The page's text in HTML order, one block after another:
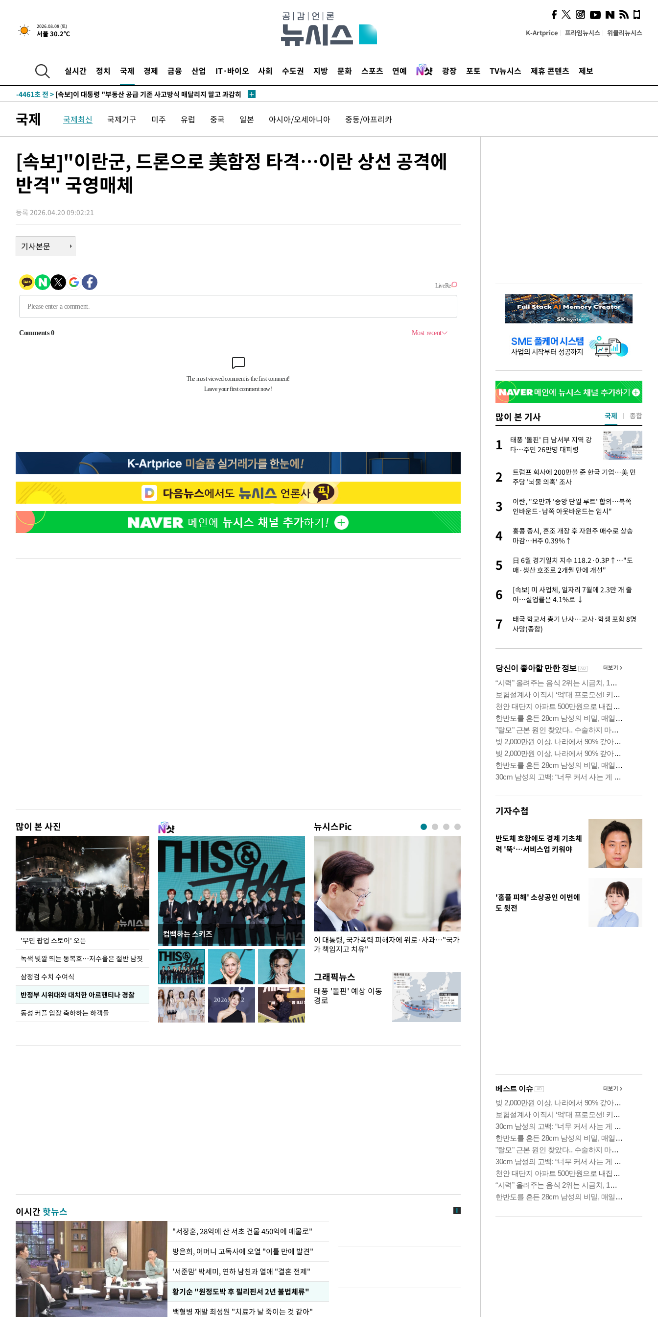
2026.08.08 (토)
서울 30.2℃ K-Artprice 프라임뉴시스 위클리뉴시스
실시간 정치 국제 경제 금융 산업 IT·바이오 사회 수도권 지방 문화 스포츠 연예 광장 포토 TV뉴시스 제휴 콘텐츠 제보
5시간 전 >[속보]규제합리화위원회 부위원장에 김태유 서울대 공대 교수…이병태
후임
-12011초 전 >이강인, 폭염 속 AT마드리드 첫 훈련…80명 식사 대접까지(종합)
향수정 (2보)
-8598초 전 >
[속보] 미 사업체, 일자리 7월에 2.3만 개 줄어…실업률은 4.1%로
-4461초 전 >
실천"
-3546초 전 > 이란, "오만과 '중앙 단일 루트' 합의…북쪽 인바운드·남쪽 아웃바운
1시간 전 >
[속보]이 대통령, '호우피해' 안동·의성 관할 4개 면 특별재난지역 선포
1시간 전 >[단독]중수청 지원 검사들, 정원 초과 시 낮은 계급 임용…희망지 못 갈
2시간 전 >SK하이닉스, 용인·청주 팹에 54조 투자…"AI 메모리 수요 선제 대응"
3시간 전 >여자배구 이재영·이다영 자매, 아제르바이잔 투란VC 입단
3시간 전 >외국인 심판 성 접대 7경기 들여다보니…한국 축구 '5승 2무'
3시간 전 >[속보]코스피, 6200선 약보합…0.60% 내린 6258.77에 마쳐
3시간 전 >[속보] 노원서 40.1도 관측…서울, 2018년 이후 첫 40도
4시간 전 >[속보]종합특검, '계엄 수용공간 확보' 신용해 前교정본부장 기소
4시간 전 > 외신들도 주목한 韓축구 파문…"국민적 공분에 수사 재개"
4시간 전 >11시간 압수수색에 성접대 파문까지…'쑥대밭' 된 축구협회
후임
[속보]이 대통령 "부동산 공급 기존 사고방식 매달리지 말고 과감히
이란, "오만과 '중앙 단일 루트' 합의…북쪽 인바운드·남쪽 아웃바운
"낮 기온 소폭 하락"…수도권 폭염중대경보, 폭염경보로 하향
3시간 전 >여자배구 이재영·이다영 자매, 아제르바이잔 투란VC 입단
3시간 전 >
외국인 심판 성 접대 7경기 들여다보니…한국 축구 '5승 2무'
3시간 전 >[속보]코스피, 6200선 약보합…0.60% 내린 6258.77에 마쳐
3시간 전 >[속보]원·달러 환율, 7.7원 내린 1416.1원 마감
3시간 전 >
[속보] 노원서 40.1도 관측…서울, 2018년 이후 첫 40도
4시간 전 >[속보]종합특검, '계엄 수용공간 확보' 신용해 前교정본부장 기소
4시간 전 >11시간 압수수색에 성접대 파문까지…'쑥대밭' 된 축구협회
국제 국제최신 국제기구 미주 유럽 중국 일본 아시아/오세아니아 중동/아프리카
[속보]"이란군, 드론으로 美함정 타격…이란 상선 공격에
반격" 국영매체
등록 2026.04.20 09:02:21
기사본문
많이 본 사진
'무민 팝업 스토어' 오픈
녹색 빛깔 띄는 동복호…저수율은 절반 남짓
삼정검 수치 수여식
반정부 시위대와 대치한 아르헨티나 경찰
동성 커플 입장 축하하는 하객들
컴백하는 스키즈
뉴시스Pic
지석천 뒤덮은 개구리밥
이 대통령, 국가폭력 피해자에 위로·사과…"국가
가 책임지고 치유"
그래픽뉴스
태풍 '돌핀' 예상 이동
경로
이시간핫뉴스
"서장훈, 28억에 산 서초 건물 450억에 매물로"
방은희, 어머니 고독사에 오열 "이틀 만에 발견"
'서준맘' 박세미, 연하 남친과 열애 "결혼 전제"
황기순 "원정도박 후 필리핀서 2년 불법체류"
백혈병 재발 최성원 "치료가 날 죽이는 것 같아"
많이 본 기사
2
SK하이닉스, 주당 375원 분기배당 결정…3
분기 중 추가 주주환원 발표
3
최성원, 백혈병 두 번 투병…"배우가 내 길 아
닌가 싶었다"
4
[단독]인천 부평구 아파트서 10대가 40대 친
5
[속보]이 대통령, '호우피해' 안동·의성 관할
1
태풍 '돌핀' 日 남서부 지역 강
타…주민 26만명 대피령
2
트럼프 회사에 200만불 준 한국 기업…美 민
주당 '뇌물 의혹' 조사
3
이란, "오만과 '중앙 단일 루트' 합의…북쪽
인바운드·남쪽 아웃바운드는 임시"
4
홍콩 증시, 혼조 개장 후 자원주 매수로 상승
마감…H주 0.39%↑
5
日 6월 경기일치 지수 118.2·0.3P↑…"도
매·생산 호조로 2개월 만에 개선"
6
[속보] 미 사업체, 일자리 7월에 2.3만 개 줄
어…실업률은 4.1%로 ↓
7
태국 학교서 총기 난사…교사·학생 포함 8명
사망(종합)
국제 종합
기자수첩
반도체 호황에도 경제 기초체
력 '뚝‘…서비스업 키워야
'홈플 피해' 소상공인 이번에
도 뒷전